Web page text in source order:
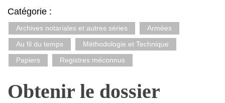
Catégorie :
Archives notariales et autres séries
Armées
Au fil du temps
Méthodologie et Technique
Papiers
Registres méconnus
Obtenir le dossier